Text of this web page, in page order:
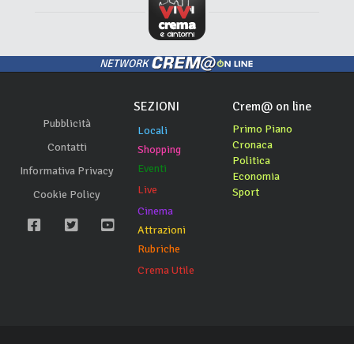
NETWORK
Pubblicità
Contatti
Informativa Privacy
Cookie Policy
SEZIONI
Locali
Shopping
Eventi
Live
Cinema
Attrazioni
Rubriche
Crema Utile
Crem@ on line
Primo Piano
Cronaca
Politica
Economia
Sport